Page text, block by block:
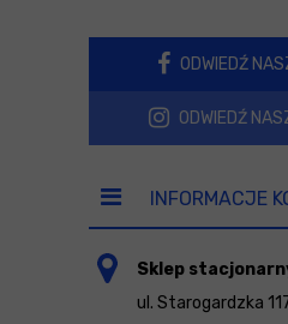
ODWIEDŹ
ODWIEDŹ
INFORMACJE
Sklep
ul. Starogardzka